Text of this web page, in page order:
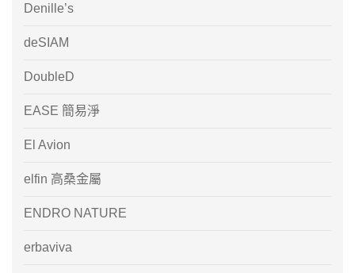
Denille’s
deSIAM
DoubleD
EASE 簡易淨
El Avion
elfin 高桑金屬
ENDRO NATURE
erbaviva